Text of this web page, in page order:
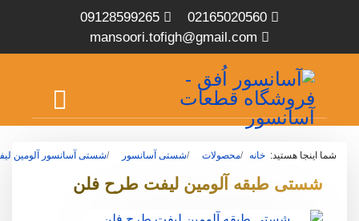
02165020560
09128599265
mansoori.tofigh@gmail.com
شما اینجا هستید: خانه محصولات شستی آسانسور شستی آسانسور آلومین
شستی طبقه آلومین لیفت طرح فلن